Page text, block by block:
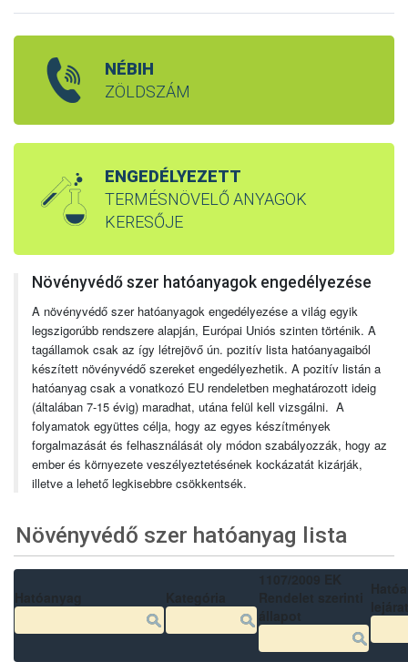
NÉBIH
ZÖLDSZÁM
ENGEDÉLYEZETT
TERMÉSNÖVELŐ ANYAGOK
KERESŐJE
Növényvédő szer hatóanyagok engedélyezése
A növényvédő szer hatóanyagok engedélyezése a világ egyik
legszigorúbb rendszere alapján, Európai Uniós szinten történik. A
tagállamok csak az így létrejövő ún. pozitív lista hatóanyagaiból
készített növényvédő szereket engedélyezhetik. A pozitív listán a
hatóanyag csak a vonatkozó EU rendeletben meghatározott ideig
(általában 7-15 évig) maradhat, utána felül kell vizsgálni. A
folyamatok együttes célja, hogy az egyes készítmények
forgalmazását és felhasználását oly módon szabályozzák, hogy az
ember és környezete veszélyeztetésének kockázatát kizárják,
illetve a lehető legkisebbre csökkentsék.
Növényvédő szer hatóanyag lista